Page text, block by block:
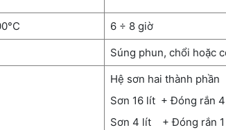
6 ÷ 8 giờ
Súng phun, chổi hoặc
Hệ sơn hai thành phần
Sơn 16 lít + Đóng rắn
Sơn 4 lít + Đóng rắn